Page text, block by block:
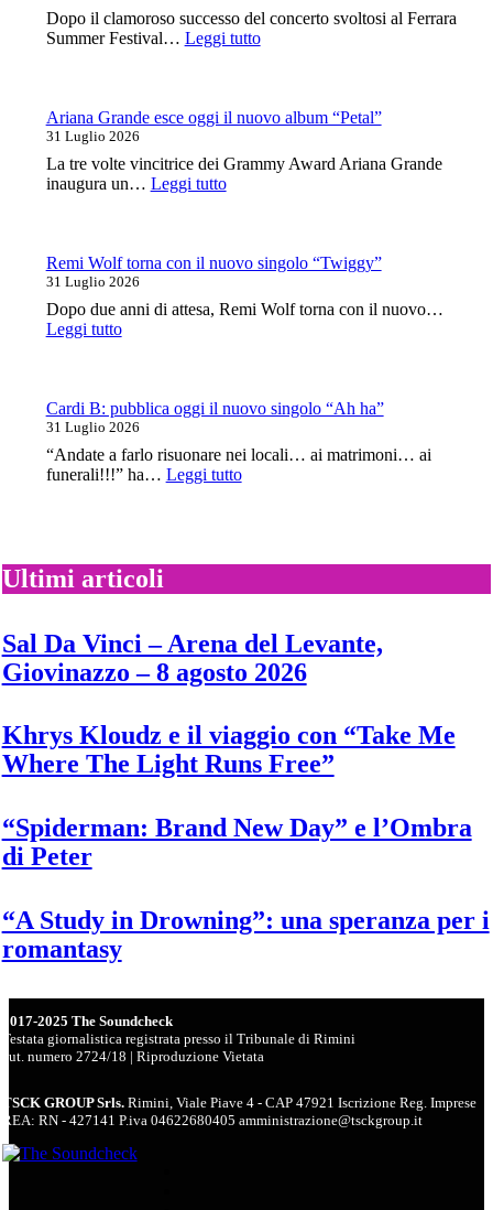
a
Dopo il clamoroso successo del concerto svoltosi al Ferrara
Summer Festival… Leggi tutto:
a
aprile
Black
Label
Ariana Grande esce oggi il nuovo album “Petal”
31 Luglio 2026
La tre volte vincitrice dei Grammy Award Ariana Grande
inaugura un… Leggi tutto:
oggi
nuovo
album
Remi Wolf torna con il nuovo singolo “Twiggy”
31 Luglio 2026
Dopo due anni di attesa, Remi Wolf torna con il nuovo…
Leggi tutto:
con
il
nuovo
singolo
“Twiggy”
Cardi B: pubblica oggi il nuovo singolo “Ah ha”
31 Luglio 2026
“Andate a farlo risuonare nei locali… ai matrimoni… ai
funerali!!!” ha… Leggi tutto:
nuovo
“Ah
ha”
Ultimi articoli
Sal Da Vinci – Arena del Levante,
Giovinazzo – 8 agosto 2026
Khrys Kloudz e il viaggio con “Take Me
Where The Light Runs Free”
“Spiderman: Brand New Day” e l’Ombra
di Peter
“A Study in Drowning”: una speranza per i
romantasy
2017-2025 The Soundcheck
Testata giornalistica registrata presso il Tribunale di Rimini
aut. numero 2724/18 | Riproduzione Vietata
TSCK GROUP Srls.Rimini, Viale Piave 4 - CAP 47921 Iscrizione Reg. Imprese
REA: RN - 427141 P.iva 04622680405 amministrazione@tsckgroup.it